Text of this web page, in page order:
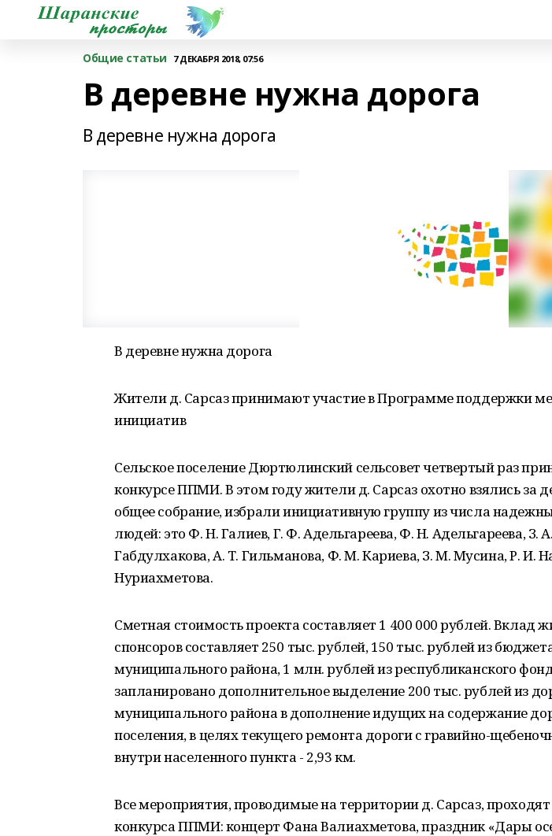
Общие статьи 7 ДЕКАБРЯ 2018, 07:56
В деревне нужна дорога
В деревне нужна дорога
В деревне нужна дорога
Жители д. Сарсаз принимают участие в Программе поддержки
инициатив
Сельское поселение Дюртюлинский сельсовет четвертый раз
конкурсе ППМИ. В этом году жители д. Сарсаз охотно взялись за
общее собрание, избрали инициативную группу из числа
людей: это Ф. Н. Галиев, Г. Ф. Адельгареева, Ф. Н. Адельгареева, З.
Габдулхакова, А. Т. Гильманова, Ф. М. Кариева, З. М. Мусина, Р. И.
Нуриахметова.
Сметная стоимость проекта составляет 1 400 000 рублей. Вклад
спонсоров составляет 250 тыс. рублей, 150 тыс. рублей из
муниципального района, 1 млн. рублей из республиканского
запланировано дополнительное выделение 200 тыс. рублей из
муниципального района в дополнение идущих на содержание
поселения, в целях текущего ремонта дороги с гравийно-
внутри населенного пункта - 2,93 км.
Все мероприятия, проводимые на территории д. Сарсаз,
конкурса ППМИ: концерт Фана Валиахметова, праздник «Дары